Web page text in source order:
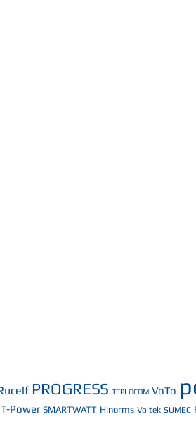
PROGRESS TEPLOCOM VoTo
Power SMARTWATT Hinorms Voltek SUMEC